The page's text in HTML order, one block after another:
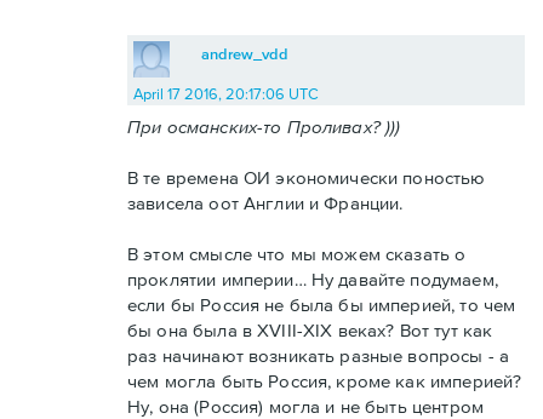
andrew_vdd
April 17 2016, 20:17:06 UTC
При османских-то Проливах? )))
В те времена ОИ экономически поностью
зависела оот Англии и Франции.
В этом смысле что мы можем сказать о
проклятии империи… Ну давайте подумаем,
если бы Россия не была бы империей, то чем
бы она была в XVIII-XIX веках? Вот тут как
раз начинают возникать разные вопросы - а
чем могла быть Россия, кроме как империей?
Ну, она (Россия) могла и не быть центром